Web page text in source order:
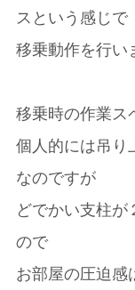
スという感じで
移乗動作を行い
移乗時の作業ス
個人的には吊り
なのですが
どでかい支柱が
ので
お部屋の圧迫感